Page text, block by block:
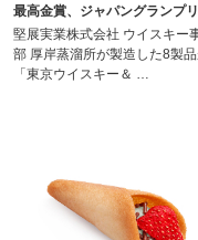
最高金賞、ジャパングランプ
堅展実業株式会社 ウイスキー
部 厚岸蒸溜所が製造した8製
「東京ウイスキー＆ …